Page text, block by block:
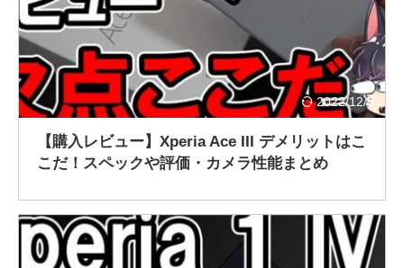
2022/12/5
【購入レビュー】Xperia Ace III デメリットはこ
こだ！スペックや評価・カメラ性能まとめ